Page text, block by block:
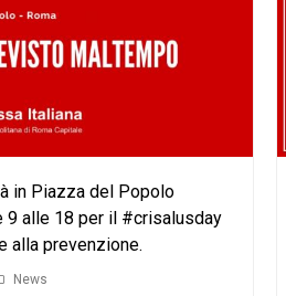
in Piazza del Popolo
9 alle 18 per il #crisalusday
alla prevenzione.
News